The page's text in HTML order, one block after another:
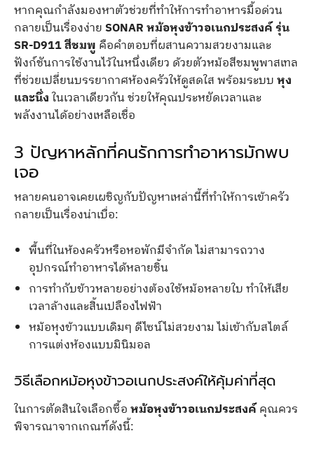
หากคุณกำลังมองหาตัวช่วยที่ทำให้การทำอาหารมื้อด่วน
กลายเป็นเรื่องง่ายSONAR หม้อหุงข้าวอเนกประสงค์ รุ่น
SR-D911 สีชมพู คือคำตอบที่ผสานความสวยงามและ
ฟังก์ชันการใช้งานไว้ในหนึ่งเดียว ด้วยตัวหม้อสีชมพูพาสเทล
ที่ช่วยเปลี่ยนบรรยากาศห้องครัวให้ดูสดใส พร้อมระบบหุง
และนึ่งในเวลาเดียวกัน ช่วยให้คุณประหยัดเวลาและ
พลังงานได้อย่างเหลือเชื่อ
3 ปัญหาหลักที่คนรักการทำอาหารมักพบ
เจอ
หลายคนอาจเคยเผชิญกับปัญหาเหล่านี้ที่ทำให้การเข้าครัว
กลายเป็นเรื่องน่าเบื่อ:
พื้นที่ในห้องครัวหรือหอพักมีจำกัด ไม่สามารถวาง
อุปกรณ์ทำอาหารได้หลายชิ้น
การทำกับข้าวหลายอย่างต้องใช้หม้อหลายใบ ทำให้เสีย
เวลาล้างและสิ้นเปลืองไฟฟ้า
หม้อหุงข้าวแบบเดิมๆ ดีไซน์ไม่สวยงาม ไม่เข้ากับสไตล์
การแต่งห้องแบบมินิมอล
วิธีเลือกหม้อหุงข้าวอเนกประสงค์ให้คุ้มค่าที่สุด
ในการตัดสินใจเลือกซื้อหม้อหุงข้าวอเนกประสงค์คุณควร
พิจารณาจากเกณฑ์ดังนี้: